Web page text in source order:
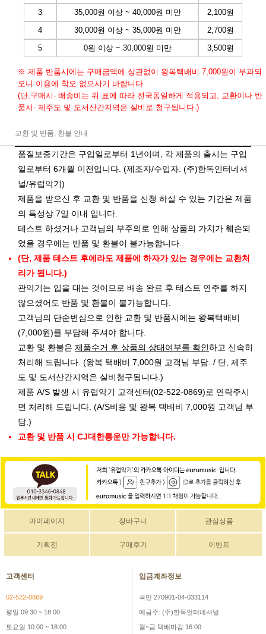
3
35,000원 이상 ~ 40,000원 미만
2,100원
4
30,000원 이상 ~ 35,000원 미만
2,700원
5
0원 이상 ~ 30,000원 미만 3,500원
※ 제품 반품시에는 구매금액에 상관없이 왕복택배비 7,000원이 부과되
오니 이용에 착오 없으시기 바랍니다.
(단,구매시- 배송비는 위 표에 따라 전국동일하게 적용되고, 교환이나 반
품시- 제주도 및 도서산간지역은 실비로 청구됩니다.)
교환 및 반품, 환불 안내
품질보증기간은 구입일로부터 1년이며, 각 제품의 출시는 구입
일로부터 6개월 이전입니다. (제조자/수입자: (주)한독인터네셔
널/유럽악기)
제품을 받으신 후 교환 및 반품을 신청 하실 수 있는 기간은 제품
의 특성상 7일 이내 입니다.
테스트 하셨거나 고객님의 부주의로 인해 상품의 가치가 훼손되
었을 경우에는 반품 및 환불이 불가능합니다.
(단, 제품 테스트 후에라도 제품에 하자가 있는 경우에는 교환처
리가 됩니다.)
관악기는 입을 대는 것이므로 배송 완료 후 테스트 연주를 하지
않으셨어도 반품 및 환불이 불가능합니다.
고객님의 단순변심으로 인한 교환 및 반품시에는 왕복택배비
(7,000원)를 부담해 주셔야 합니다.
교환 및 환불은 제품수거 후 상품의 상태여부를 확인하고 신속히
처리해 드립니다. (왕복 택배비 7,000원 고객님 부담. / 단, 제주
도 및 도서산간지역은 실비청구됩니다.)
제품 A/S 발생 시 유럽악기 고객센터(02-522-0869)로 연락주시
면 처리해 드립니다. (A/S비용 및 왕복 택배비 7,000원 고객님 부
담.)
교환 및 반품 시 CJ대한통운만 가능합니다.
마이페이지 장바구니 관심상품
기획전 구매후기 이벤트
고객센터
02-522-0869
평일 09:30 ~ 18:00
토요일 10:00 ~ 18:00
입금계좌정보
국민 270901-04-033114
예금주: (주)한독인터네셔널
월~금 택배마감 16:00